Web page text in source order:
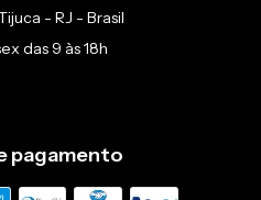
- RJ - Brasil
das 9 às 18h
pagamento